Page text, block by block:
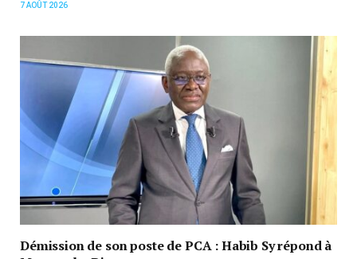
7 AOÛT 2026
Démission de son poste de PCA : Habib Sy répond à